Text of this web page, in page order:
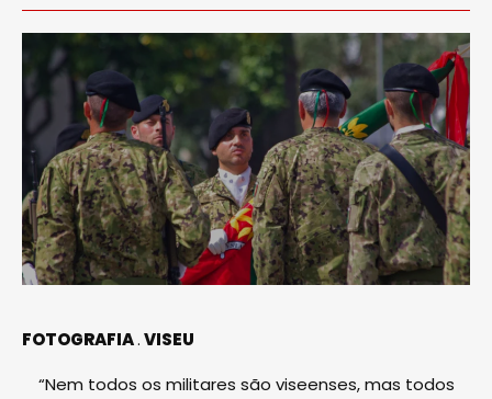
FOTOGRAFIA VISEU
“Nem todos os militares são viseenses, mas todos